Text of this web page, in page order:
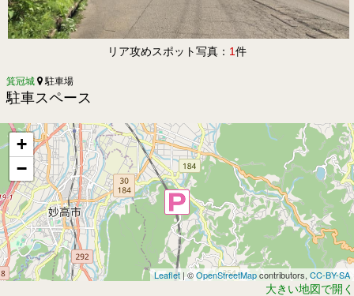
リア攻めスポット写真： 1件
箕冠城 駐車場
駐車スペース
+
−
Leaflet | ©OpenStreetMapcontributors, CC-BY-SA
大きい地図で開く